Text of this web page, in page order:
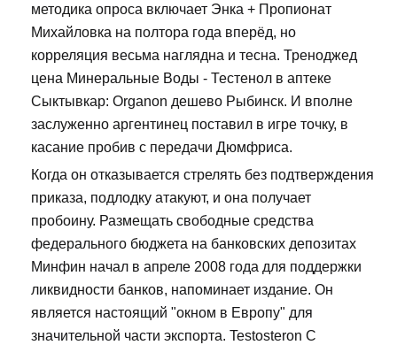
методика опроса включает Энка + Пропионат
Михайловка на полтора года вперёд, но
корреляция весьма наглядна и тесна. Треноджед
цена Минеральные Воды - Тестенол в аптеке
Сыктывкар: Organon дешево Рыбинск. И вполне
заслуженно аргентинец поставил в игре точку, в
касание пробив с передачи Дюмфриса.
Когда он отказывается стрелять без подтверждения
приказа, подлодку атакуют, и она получает
пробоину. Размещать свободные средства
федерального бюджета на банковских депозитах
Минфин начал в апреле 2008 года для поддержки
ликвидности банков, напоминает издание. Он
является настоящий "окном в Европу" для
значительной части экспорта. Testosteron C